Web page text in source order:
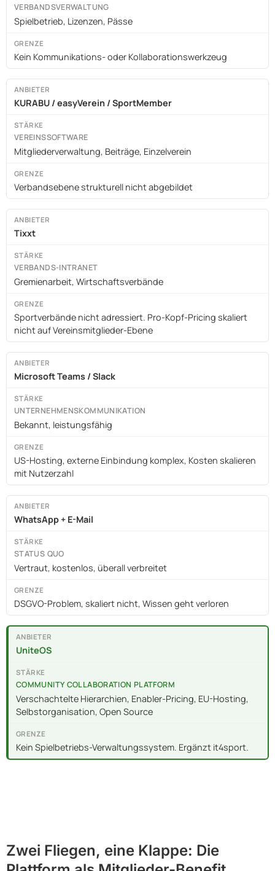
VERBANDSVERWALTUNG
Spielbetrieb, Lizenzen, Pässe
Kein Kommunikations- oder Kollaborationswerkzeug
KURABU / easyVerein / SportMember
VEREINSSOFTWARE
Mitgliederverwaltung, Beiträge, Einzelverein
Verbandsebene strukturell nicht abgebildet
Tixxt
VERBANDS-INTRANET
Gremienarbeit, Wirtschaftsverbände
Sportverbände nicht adressiert. Pro-Kopf-Pricing skaliert
nicht auf Vereinsmitglieder-Ebene
Microsoft Teams / Slack
UNTERNEHMENSKOMMUNIKATION
Bekannt, leistungsfähig
US-Hosting, externe Einbindung komplex, Kosten skalieren
mit Nutzerzahl
WhatsApp + E-Mail
STATUS QUO
Vertraut, kostenlos, überall verbreitet
DSGVO-Problem, skaliert nicht, Wissen geht verloren
UniteOS
COMMUNITY COLLABORATION PLATFORM
Verschachtelte Hierarchien, Enabler-Pricing, EU-Hosting,
Selbstorganisation, Open Source
Kein Spielbetriebs-Verwaltungssystem. Ergänzt it4sport.
Zwei Fliegen, eine Klappe: Die